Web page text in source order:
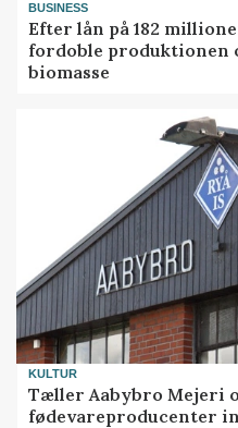
BUSINESS
Efter lån på 182
fordoble produktionen
biomasse
KULTUR
Tæller Aabybro Mejeri
fødevareproducenter